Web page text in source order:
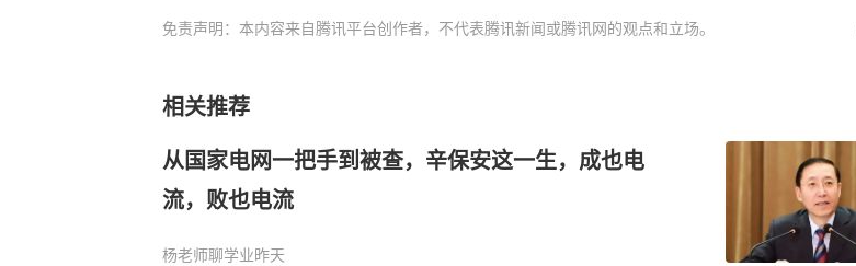
免责声明：本内容来自腾讯平台创作者，不代表腾讯新闻或腾讯网的观点和立场。
相关推荐
从国家电网一把手到被查，辛保安这一生，成也电
流，败也电流
杨老师聊学业昨天